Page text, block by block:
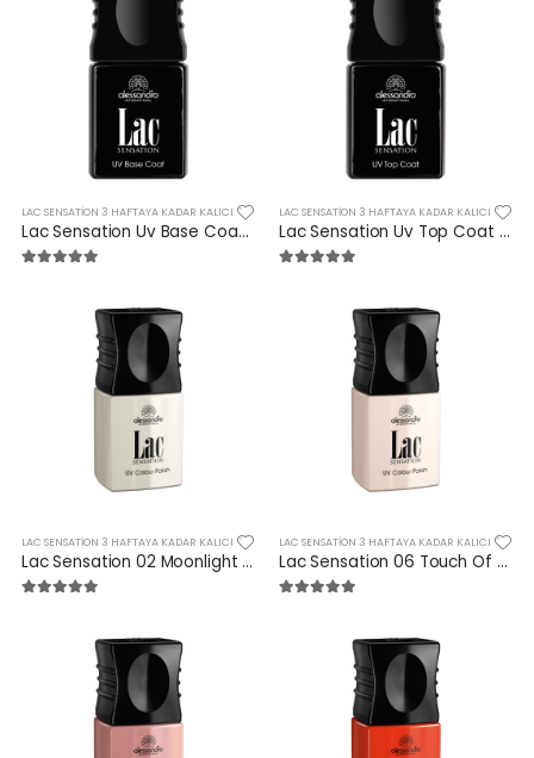
LAC SENSATION 3 HAFTAYA KADAR KALICI
Lac Sensation Uv Base Coat 10 ml
LAC SENSATION 3 HAFTAYA KADAR KALICI
Lac Sensation Uv Top Coat 10 ml
LAC SENSATION 3 HAFTAYA KADAR KALICI
Lac Sensation 02 Moonlight Kiss 10 ml
LAC SENSATION 3 HAFTAYA KADAR KALICI
Lac Sensation 06 Touch Of Magnolia 10 ml